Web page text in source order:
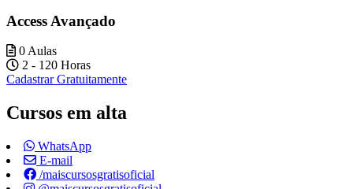
Access Avançado
0 Aulas
2 - 120 Horas
Cadastrar Gratuitamente
Cursos em alta
WhatsApp
E-mail
/maiscursosgratisoficial